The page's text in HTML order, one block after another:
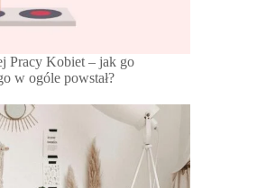
Pracy Kobiet – jak go
w ogóle powstał?